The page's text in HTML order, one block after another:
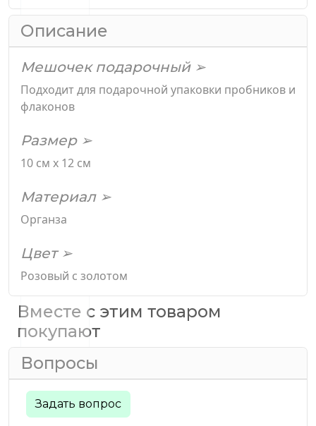
Описание
Мешочек подарочный ➢
Подходит для подарочной упаковки пробников и
флаконов
Размер ➢
10 см х 12 см
Материал ➢
Органза
Цвет ➢
Розовый с золотом
Вместе с этим товаром
покупают
Вопросы
Задать вопрос